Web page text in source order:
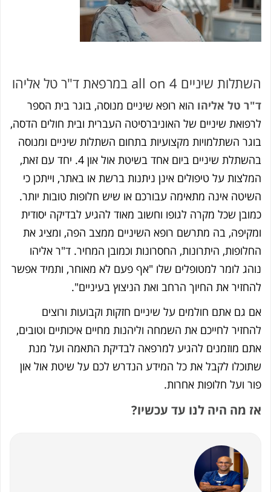
השתלות שיניים all on 4 במרפאת ד"ר טל אליהו
ד"ר טל אליהו הוא רופא שיניים מנוסה, בוגר בית הספר
לרפואת שיניים של האוניברסיטה העברית ובית חולים הדסה,
בוגר השתלמויות מקצועיות בתחום השתלות שיניים ומנוסה
בהשתלת שיניים ביום אחד בשיטת אול און 4.
יחד עם זאת,
המלצות על טיפולים אינן ניתנות ברשת או באתר, וייתכן כי
השיטה אינה מתאימה עבורכם או שיש חלופות טובות יותר.
כמובן שכל מקרה לגופו וחשוב מאוד להגיע לבדיקה יסודית
ומקיפה, בה מתרשם רופא השיניים ממצב הפה, ומציג את
החלופות, היתרונות, החסרונות וכמובן המחיר. ד"ר אליהו
נוהג לומר למטופלים שלו "אף פעם לא מאוחר, ותמיד אפשר
להחזיר את החיוך הרחב ואת הניצוץ בעיניים".
אם גם אתם חולמים על שיניים חזקות וקבועות ורוצים
להחזיר לחייכם את השמחה וליהנות מחיים איכותיים וטובים,
אתם מוזמנים להגיע למרפאה לבדיקת התאמה ועל מנת
שתוכלו לקבל את כל המידע הנדרש לכם על שיטת אול און
פור ועל חלופות אחרות.
אז מה היה לנו עד עכשיו?